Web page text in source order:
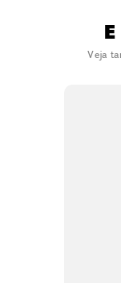
Veja